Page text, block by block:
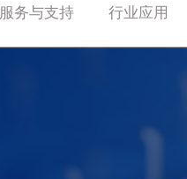
服务与支持 行业应用